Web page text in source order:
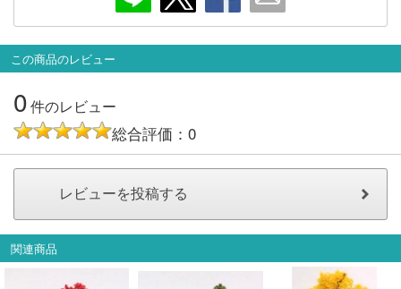
この商品のレビュー
0件のレビュー
総合評価：0
関連商品